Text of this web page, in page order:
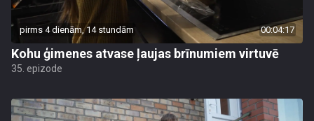
pirms 4 dienām, 14 stundām 00:04:17
Kohu ģimenes atvase ļaujas brīnumiem virtuvē
35. epizode